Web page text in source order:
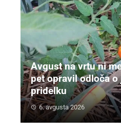
Avgust na vrtu ni
pet opravil odloča o
pridelku
6. avgusta 2026